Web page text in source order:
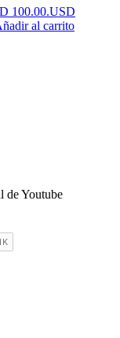
100.00.USD
al carrito
de Youtube